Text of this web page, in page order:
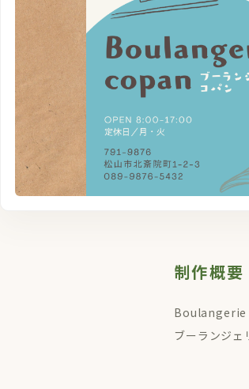
制作概要
Boulangerie
ブーランジェ